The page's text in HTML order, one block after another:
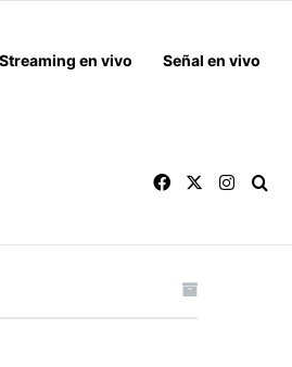
Streaming en vivo Señal en vivo
Facebook